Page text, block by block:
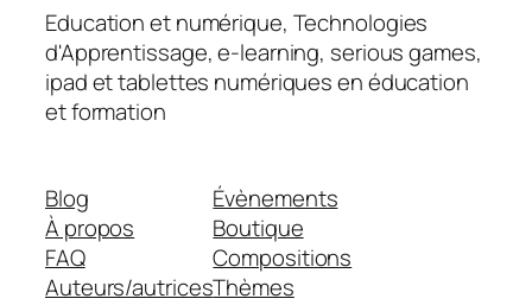
Education et numérique, Technologies
d'Apprentissage, e-learning, serious games,
ipad et tablettes numériques en éducation
et formation
Blog
À propos
FAQ
Auteurs/autrices
Évènements
Boutique
Compositions
Thèmes